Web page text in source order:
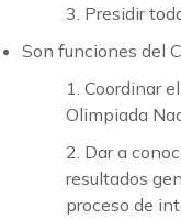
3. Presidir
Son funciones del
1. Coordinar
Olimpiada
2. Dar a
resultados
proceso de